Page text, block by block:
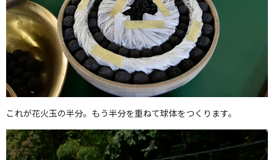
これが花火玉の半分。もう半分を重ねて球体をつくります。